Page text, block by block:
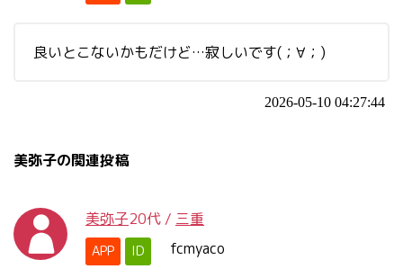
良いとこないかもだけど…寂しいです(；∀；)
2026-05-10 04:27:44
美弥子の関連投稿
美弥子20代 / 三重
APP ID fcmyaco